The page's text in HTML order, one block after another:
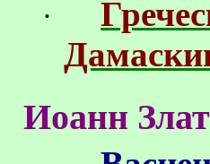
·
Иоанн